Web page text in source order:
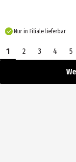
Nur in Filiale lieferbar
1 2 3 4 5